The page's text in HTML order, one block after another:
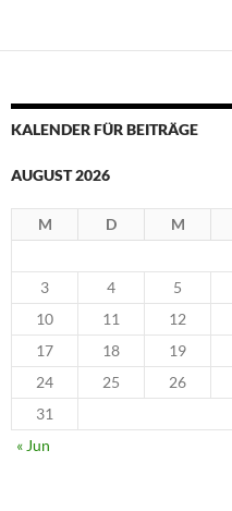
KALENDER FÜR BEITRÄGE
AUGUST 2026
M D M
3
4 5
10
11 12
17
18 19
24
25 26
31
« Jun